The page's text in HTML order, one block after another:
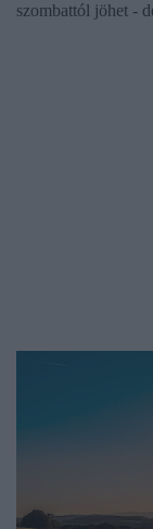
szombattól jöhet -